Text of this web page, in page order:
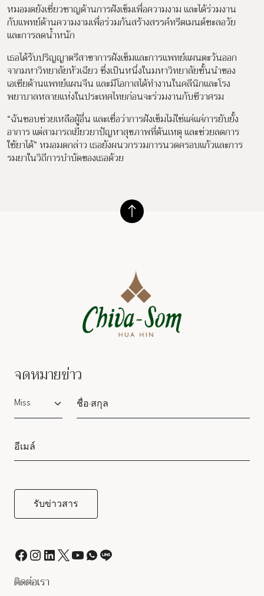
หมอมดยังเชี่ยวชาญด้านการฝังเข็มเพื่อความงาม และได้ร่วมงาน
กับแพทย์ด้านความงามเพื่อร่วมกันสร้างสรรค์ทรีตเมนต์ชะลอวัย
และการลดน้ำหนัก
เธอได้รับปริญญาตรีสาขาการฝังเข็มและการแพทย์แผนตะวันออก
จากมหาวิทยาลัยหัวเฉียว ซึ่งเป็นหนึ่งในมหาวิทยาลัยชั้นนำของ
เอเชียด้านแพทย์แผนจีน และมีโอกาสได้ทำงานในคลีนิกและโรง
พยาบาลหลายแห่งในประเทศไทยก่อนจะร่วมงานกับชีวาศรม
“ฉันชอบช่วยเหลือผู้อื่น และเชื่อว่าการฝังเข็มไม่ใช่แค่แค่การยับยั้ง
อาการ แต่สามารถเยียวยาปัญหาสุขภาพที่ต้นเหตุ และช่วยลดการ
ใช้ยาได้” หมอมดกล่าว เธอยังผนวกรวมการนวดครอบแก้วและการ
รมยาในวิถีการบำบัดของเธอด้วย
ติดต่อเรา
จดหมายข่าว
Salutation